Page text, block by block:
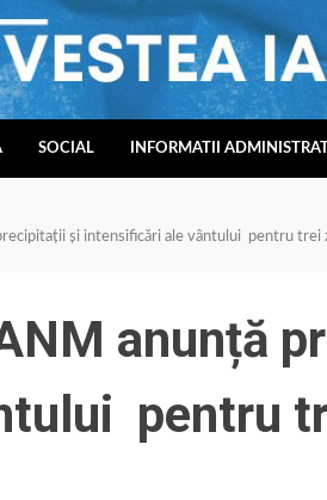
SOCIAL INFORMATII
și intensificări ale vântului pentru trei
anunță
pentru